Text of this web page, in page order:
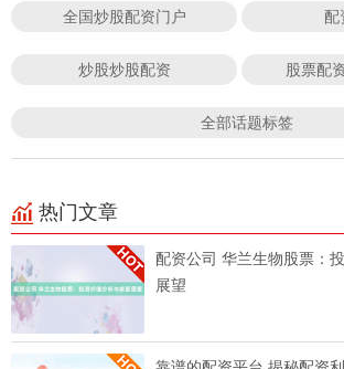
全国炒股配资门户 配
炒股炒股配资 股票配
全部话题标签
热门文章
配资公司 华兰生物股票：
展望